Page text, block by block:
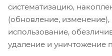
систематизацию,
(обновление, изменение),
использование,
удаление и уничтожение